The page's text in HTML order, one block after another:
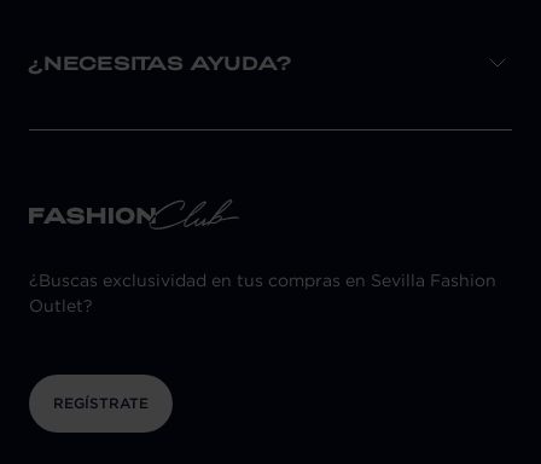
¿NECESITAS AYUDA?
¿Buscas exclusividad en tus compras en Sevilla Fashion
Outlet?
REGÍSTRATE